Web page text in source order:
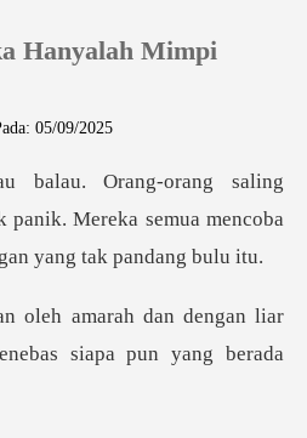
0
Hanyalah Mimpi
05/09/2025
panik. Mereka semua mencoba
dengan liar